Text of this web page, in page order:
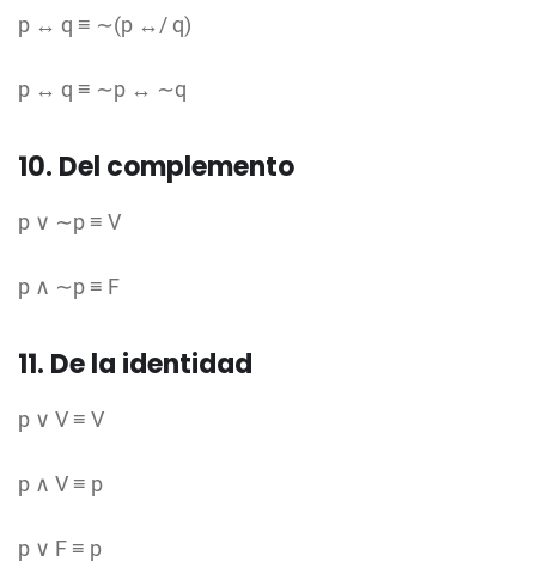
p ↔ q ≡ ∼(p ↔/ q)
p ↔ q ≡ ∼p ↔ ∼q
10. Del complemento
p ∨ ∼p ≡ V
p ∧ ∼p ≡ F
11. De la identidad
p ∨ V ≡ V
p ∧ V ≡ p
p ∨ F ≡ p